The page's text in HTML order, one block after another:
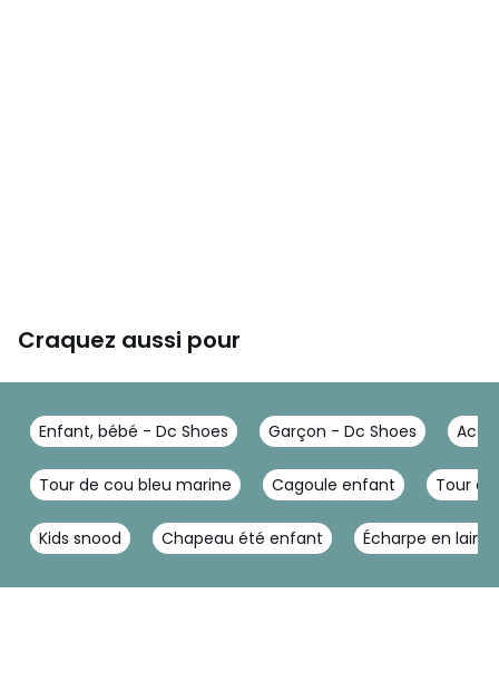
Craquez aussi pour
Enfant, bébé - Dc Shoes Garçon - Dc Shoes
Tour de cou bleu marine Cagoule enfant Tour
Kids snood Chapeau été enfant Écharpe en laine